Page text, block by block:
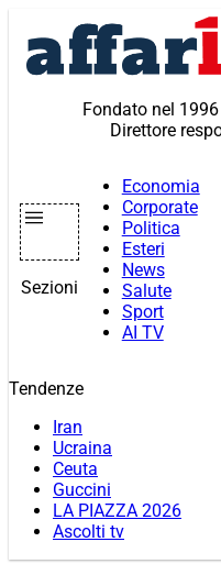
contenuto
Fondato nel
Direttore
Sezioni
Economia
Corporate
Politica
Esteri
News
Salute
Sport
AI TV
Tendenze
Iran
Ucraina
Ceuta
Guccini
LA PIAZZA 2026
Ascolti tv